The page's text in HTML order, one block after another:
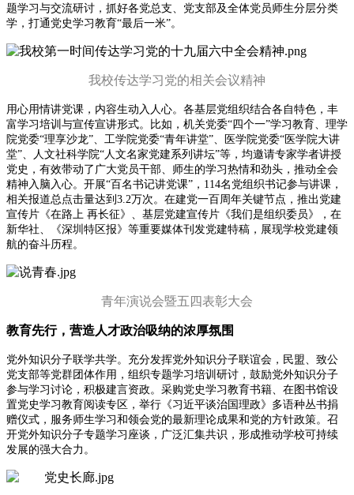
题学习与交流研讨，抓好各党总支、党支部及全体党员师生分层分类
学，打通党史学习教育“最后一米”。
我校传达学习党的相关会议精神
用心用情讲党课，内容生动入人心。各基层党组织结合各自特色，丰
富学习培训与宣传宣讲形式。比如，机关党委“四个一”学习教育、理学
院党委“理享沙龙”、工学院党委“青年讲堂”、医学院党委“医学院大讲
堂”、人文社科学院“人文名家党建系列讲坛”等，均邀请专家学者讲授
党史，有效带动了广大党员干部、师生的学习热情和劲头，推动全会
精神入脑入心。开展“百名书记讲党课”，114名党组织书记参与讲课，
相关报道总点击量达到3.2万次。在建党一百周年关键节点，推出党建
宣传片《在路上 再长征》、基层党建宣传片《我们是组织委员》，在
新华社、《深圳特区报》等重要媒体刊发党建特稿，展现学校党建领
航的奋斗历程。
青年演说会暨五四表彰大会
教育先行，营造人才政治吸纳的浓厚氛围
党外知识分子联学共学。充分发挥党外知识分子联谊会，民盟、致公
党支部等党群团体作用，组织专题学习培训研讨，鼓励党外知识分子
参与学习讨论，积极建言资政。采购党史学习教育书籍、在图书馆设
置党史学习教育阅读专区，举行《习近平谈治国理政》多语种丛书捐
赠仪式，服务师生学习和领会党的最新理论成果和党的方针政策。召
开党外知识分子专题学习座谈，广泛汇集共识，形成推动学校可持续
发展的强大合力。